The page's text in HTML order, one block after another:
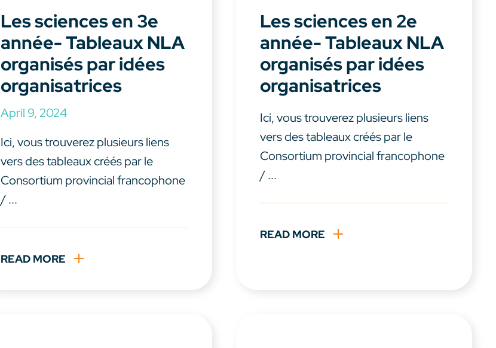
Les sciences en 3e
année- Tableaux NLA
organisés par idées
organisatrices
April 9, 2024
Ici, vous trouverez plusieurs liens
vers des tableaux créés par le
Consortium provincial francophone
/ ...
READ MORE
Les sciences en 2e
année- Tableaux NLA
organisés par idées
organisatrices
Ici, vous trouverez plusieurs liens
vers des tableaux créés par le
Consortium provincial francophone
/ ...
READ MORE